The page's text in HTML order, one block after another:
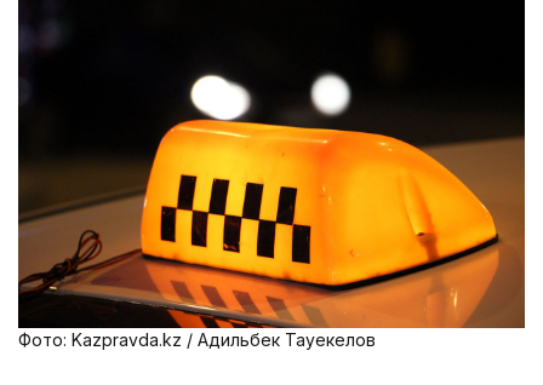
Фото: Kazpravda.kz / Адильбек Тауекелов